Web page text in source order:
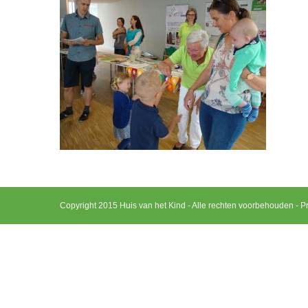
Copyright 2015 Huis van het Kind - Alle rechten voorbehouden -